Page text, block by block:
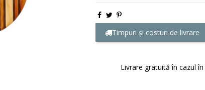
Timpuri și costuri de livrare
Livrare gratuită în cazul